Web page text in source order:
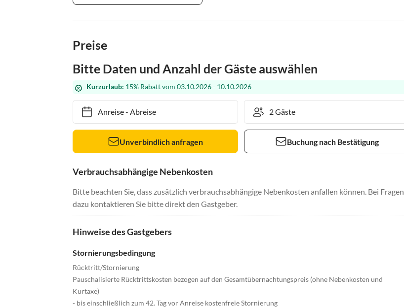
Preise
Bitte Daten und Anzahl der Gäste auswählen
Kurzurlaub: 15% Rabatt vom 03.10.2026 - 10.10.2026
Anreise- Abreise
Unverbindlich anfragen Buchung nach Bestätigung
Verbrauchsabhängige Nebenkosten
Bitte beachten Sie, dass zusätzlich verbrauchsabhängige Nebenkosten anfallen können. Bei Fragen
dazu kontaktieren Sie bitte direkt den Gastgeber.
Hinweise des Gastgebers
Stornierungsbedingung
Rücktritt/Stornierung
Pauschalisierte Rücktrittskosten bezogen auf den Gesamtübernachtungspreis (ohne Nebenkosten und
Kurtaxe)
- bis einschließlich zum 42. Tag vor Anreise kostenfreie Stornierung